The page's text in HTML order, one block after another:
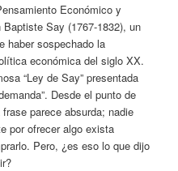
Económico y
Say (1767-1832), un
haber sospechado la
económica del siglo XX.
“Ley de Say” presentada
Desde el punto de
parece absurda; nadie
por ofrecer algo exista
Pero, ¿es eso lo que dijo